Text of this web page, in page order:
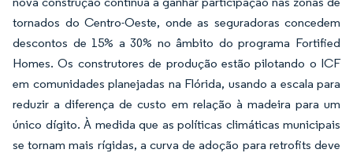
tornados do Centro-Oeste, onde as seguradoras concedem
descontos de 15% a 30% no âmbito do programa Fortified
Homes. Os construtores de produção estão pilotando o ICF
em comunidades planejadas na Flórida, usando a escala para
reduzir a diferença de custo em relação à madeira para um
único dígito. À medida que as políticas climáticas municipais
se tornam mais rígidas, a curva de adoção para retrofits deve